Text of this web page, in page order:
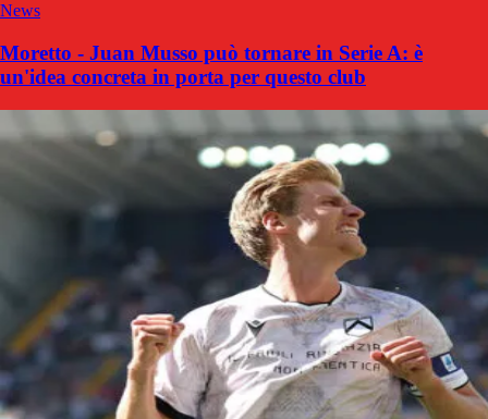
News
Moretto - Juan Musso può tornare in Serie A: è
un'idea concreta in porta per questo club